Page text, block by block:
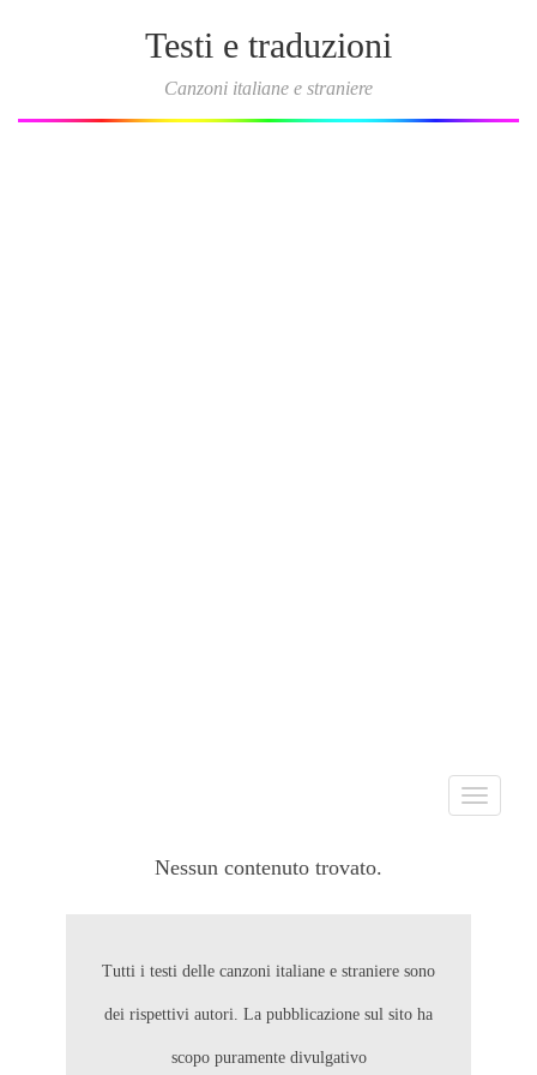
Testi e traduzioni
Canzoni italiane e straniere
Toggle
Nessun contenuto trovato.
Tutti i testi delle canzoni italiane e straniere sono
dei rispettivi autori. La pubblicazione sul sito ha
scopo puramente divulgativo